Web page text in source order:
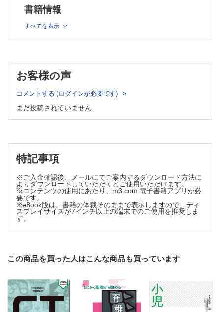
類腱線維腫 石田 剛，青木隆敏，相羽久輝
線維肉腫 石田 剛，青木隆敏，相羽久輝
4 脈管性腫瘍
B 悪性腫瘍
1．類上皮血管内皮腫 石田 剛，髙尾正一郎，木村浩明
2．血管肉腫 石田 剛，髙尾正一郎，木村浩明
5 富破骨細胞性巨細胞腫瘍
A 良性腫瘍
1．動脈瘤様骨?腫 山口岳彦，福庭栄治，武内章彦
骨巨細胞腫 小田義直，青木隆敏，武内章彦
6 脊索性腫瘍
A 良性腫瘍
B 悪性腫瘍
脊索腫 山口岳彦，髙尾正一郎，相羽久輝
7 その他の骨間葉系腫瘍
A 良性腫瘍
1．単純性骨?腫 田宮貞史，福庭栄治，三輪真嗣
2．線維性骨異形成 小田義直，神島 保，三輪真嗣
3．骨線維性異形成 石田 剛，福庭栄治，三輪真嗣
1．アダマンチノーマ 石田 剛，髙尾正一郎，三輪真嗣
8 骨造血系腫瘍（hematopoietic neoplasms of bone）
1．骨形質細胞腫 /骨髄腫 田宮貞史，青木隆敏，相羽久輝
2．悪性リンパ腫 田宮貞史，青木隆敏，相羽久輝
1 軟骨形成性腫瘍
A 良性腫瘍
b．骨軟骨腫 山口岳彦，稲岡 努，木村浩明
d．軟骨粘液線維腫 山口岳彦，稲岡 努，木村浩明
e．爪下外骨腫 加藤生真，齋藤祐貴，木村浩明
f．傍骨性骨軟骨異形増生（BPOP） 加藤生真，姫野貴司，
2．骨内異型軟骨腫瘍 & 骨内軟骨肉腫（Grade 1） 山口岳
3．骨内軟骨肉腫（Grade 2/3） 山口岳彦，山口雅之・三宅
基隆，武内章彦
4．淡明細胞型軟骨肉腫 山口岳彦，山口雅之・三宅基隆，
武内章彦
章彦
2 骨形成性腫瘍
類骨骨腫 石田 剛，稲岡 努，相羽久輝
B 中間群（局所侵襲性）
骨芽細胞腫 石田 剛，稲岡 努，相羽久輝
書籍情報
すべてを表示
お客様の声
コメントする (ログインが必要です)
まだ投稿されていません
特記事項
※ご入金確認後、メールにてご案内するダウンロード方法に
よりダウンロードしていただくとご使用いただけます。
※コンテンツの使用にあたり、m3.com 電子書籍アプリが必
要です。
※eBook版は、書籍の体裁そのままで表示しますので、ディ
スプレイサイズが7インチ以上の端末でのご使用を推奨しま
す。
この商品を買った人はこんな商品も買っています